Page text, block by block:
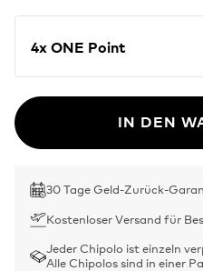
4x ONE Point
IN DEN
30 Tage Geld-Zurück-
Kostenloser Versand für
Jeder Chipolo ist einzeln
Alle Chipolos sind in einer